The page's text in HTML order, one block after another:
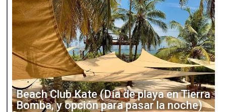
Beach Club Kate (Día de playa en Tierra
Bomba, y opción para pasar la noche)